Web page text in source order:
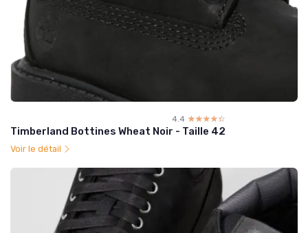
4.4 ☆☆☆☆☆
★★★★★
Timberland Bottines Wheat Noir - Taille 42
Voir le détail